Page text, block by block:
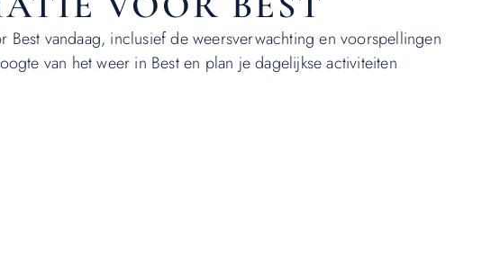
Best vandaag, inclusief de weersverwachting en voorspellingen
van het weer in Best en plan je dagelijkse activiteiten